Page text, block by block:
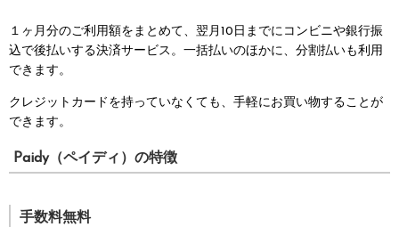
１ヶ月分のご利用額をまとめて、翌月10日までにコンビニや銀行振
込で後払いする決済サービス。一括払いのほかに、分割払いも利用
できます。
クレジットカードを持っていなくても、手軽にお買い物することが
できます。
Paidy（ペイディ）の特徴
手数料無料